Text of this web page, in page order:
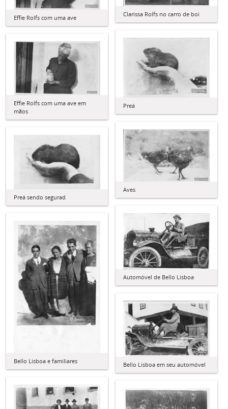
Clarissa Rolfs no carro de boi
Effie Rolfs com uma ave
Preá
Effie Rolfs com uma ave em
mãos
Aves
Preá sendo segurad
Automóvel de Bello Lisboa
Bello Lisboa e familiares Bello Lisboa em seu automóvel